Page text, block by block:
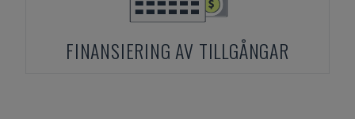
FINANSIERING AV TILLGÅNGAR